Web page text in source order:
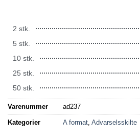
2 stk.
5 stk.
10 stk.
25 stk.
50 stk.
Varenummer ad237
Kategorier A format, Advarselsskilte